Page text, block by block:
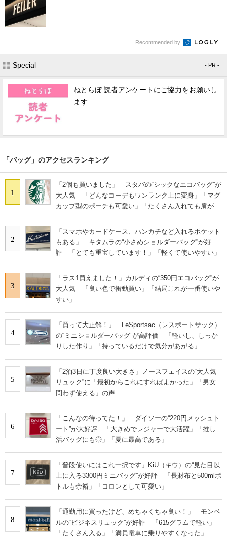
Recommended by
Special - PR -
ねとらぼ 読者アンケートにご協力をお願いし
ます
「バッグ」のアクセスランキング
1
「2個も買いました」 スタバの“シックなエコバッグ”が
大人気 「どんなコーデもワンランク上に変身」「マグ
カップ型のポーチも可愛い」「たくさん入れても肩が痛
2
「スマホやカードケース、ハンカチなど入れるポケット
もある」 キタムラの“小さめショルダーバッグ”が好
評 「とても重宝しています！」「軽くて使いやすい」
3
「ラス1買えました！」カルディの“350円エコバッグ”が
大人気 「良い色で衝動買い」「結局これが一番使いや
すい」
4
「買って大正解！」 LeSportsac（レスポートサック）
の“ミニショルダーバッグ”が高評価 「軽いし、しっか
りした作り」「持っているだけで気分があがる」
5
「2泊3日に丁度良い大きさ」ノースフェイスの“大人気
リュック”に「最初からこれにすればよかった」「男女
問わず使える」の声
6
「こんなの待ってた！」 ダイソーの“220円メッシュト
ート”が大好評 「大きめでレジャーで大活躍」「推し
活バッグにも◎」「夏に最高である」
7
「普段使いにはこれ一択です」KiU（キウ）の“見た目以
上に入る3300円ミニバッグ”が好評 「長財布と500mlボ
トルも余裕」「コロンとして可愛い」
8
「通勤用に買ったけど、めちゃくちゃ良い！」 モンベ
ルの“ビジネスリュック”が好評 「615グラムで軽い」
「たくさん入る」「満員電車に乗りやすくなった」